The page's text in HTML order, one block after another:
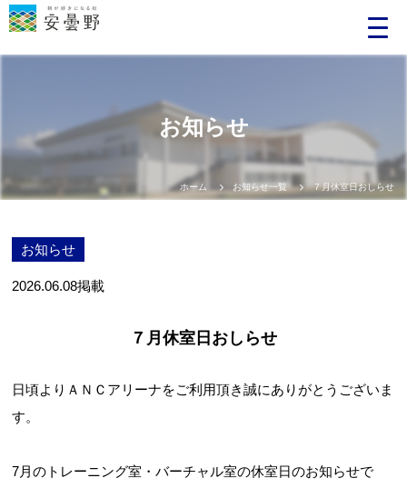
お知らせ
ホーム お知らせ一覧 ７月休室日おしらせ
お知らせ
2026.06.08掲載
７月休室日おしらせ
日頃よりＡＮＣアリーナをご利用頂き誠にありがとうございま
す。
7月のトレーニング室・バーチャル室の休室日のお知らせで